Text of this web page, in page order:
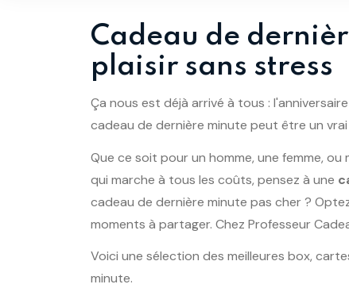
Cadeau de
plaisir sans stress
Ça nous est déjà arrivé à tous :
cadeau de dernière minute peut être un
Que ce soit pour un homme, une femme,
qui marche à tous les coûts, pensez à une
cadeau de dernière minute pas cher ?
moments à partager. Chez Professeur
Voici une sélection des meilleures box,
minute.